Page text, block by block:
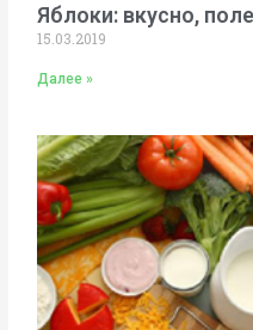
Яблоки: вкусно,
15.03.2019
Далее »